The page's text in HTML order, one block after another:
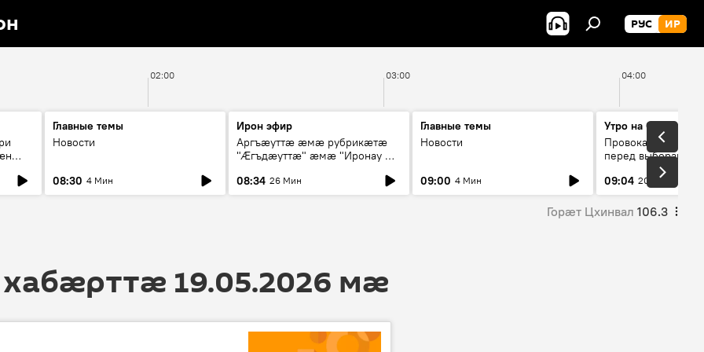
РУС ИР
02:00 03:00 04:00
Главные темы
Новости
08:30 4 Мин
Ирон эфир
Аргъæуттæ æмæ рубрикæтæ
"Æгъдæуттæ" æмæ "Иронау æй
08:34 26 Мин
Главные темы
Новости
09:00 4 Мин
Утро на Спутнике
Провокации со
перед выборами в
09:04 20 Мин
Горӕт Цхинвал 106.3
19.05.2026 мӕ